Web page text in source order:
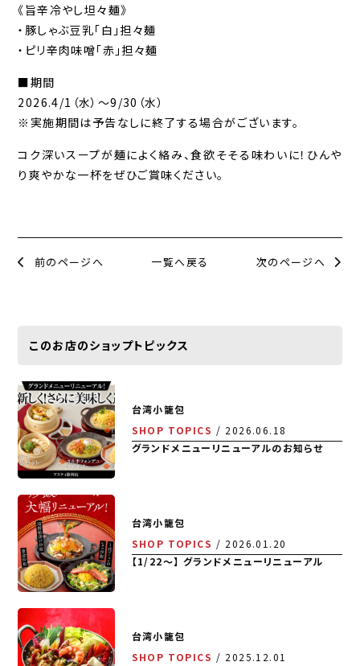
《旨辛冷やし坦々麺》
・豚しゃぶ豆乳「白」担々麺
・ピリ辛肉味噌「赤」担々麺
■期間
2026.4/1（水）～9/30（水）
※実施期間は予告なしに終了する場合がございます。
コク深いスープが麺によく絡み、食欲そそる味わいに！ひんや
り爽やかな一杯をぜひご賞味ください。
前のページへ 次のページへ
一覧へ戻る
このお店のショップトピックス
台湾小籠包
SHOP TOPICS
2026.06.18
グランドメニューリニューアルのお知らせ
台湾小籠包
SHOP TOPICS
2026.01.20
【1/22～】 グランドメニューリニューアル
台湾小籠包
SHOP TOPICS
2025.12.01